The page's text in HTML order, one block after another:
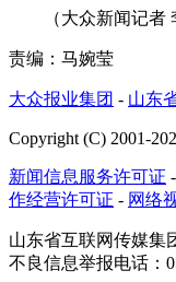
（大众新闻记者
责编：马婉莹
大众报业集团 - 山东
Copyright (C) 2001-
新闻信息服务许可证 -
作经营许可证 - 网络
山东省互联网传媒集
不良信息举报电话：